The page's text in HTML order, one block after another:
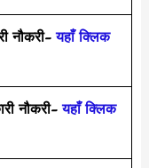
नौकरी- यहाँ क्लिक
नौकरी- यहाँ क्लिक